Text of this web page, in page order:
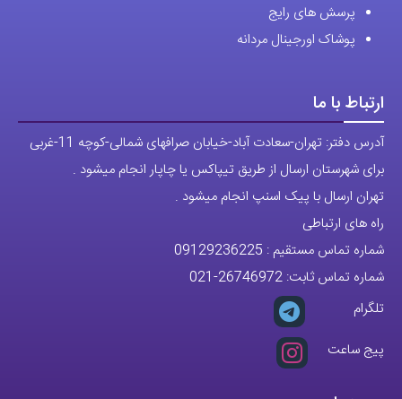
پرسش های رایج
پوشاک اورجینال مردانه
ارتباط با ما
آدرس دفتر: تهران-سعادت آباد-خیابان صرافهای شمالی-کوچه 11-غربی
برای شهرستان ارسال از طریق تیپاکس یا چاپار انجام میشود .
تهران ارسال با پیک اسنپ انجام میشود .
راه های ارتباطی
شماره تماس مستقیم : 09129236225
شماره تماس ثابت: 26746972
-021
تلگرام
پیج ساعت